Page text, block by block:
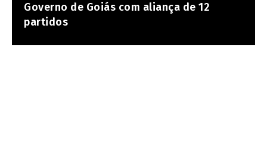
Governo de Goiás com aliança de 12
partidos